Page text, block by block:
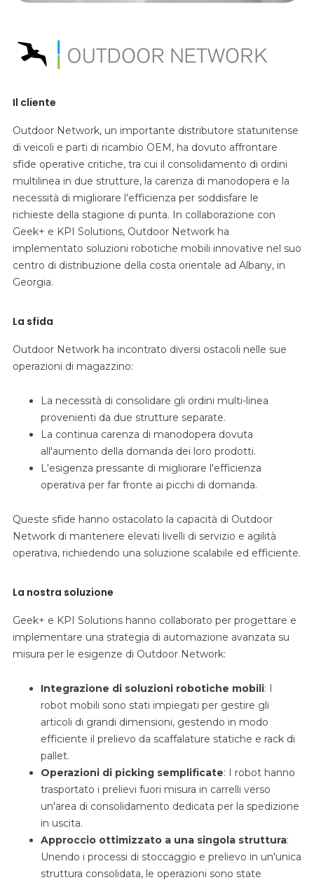
Il cliente
Outdoor Network, un importante distributore statunitense
di veicoli e parti di ricambio OEM, ha dovuto affrontare
sfide operative critiche, tra cui il consolidamento di ordini
multilinea in due strutture, la carenza di manodopera e la
necessità di migliorare l'efficienza per soddisfare le
richieste della stagione di punta. In collaborazione con
Geek+ e KPI Solutions, Outdoor Network ha
implementato soluzioni robotiche mobili innovative nel suo
centro di distribuzione della costa orientale ad Albany, in
Georgia.
La sfida
Outdoor Network ha incontrato diversi ostacoli nelle sue
operazioni di magazzino:
La necessità di consolidare gli ordini multi-linea
provenienti da due strutture separate.
La continua carenza di manodopera dovuta
all'aumento della domanda dei loro prodotti.
L'esigenza pressante di migliorare l'efficienza
operativa per far fronte ai picchi di domanda.
Queste sfide hanno ostacolato la capacità di Outdoor
Network di mantenere elevati livelli di servizio e agilità
operativa, richiedendo una soluzione scalabile ed efficiente.
La nostra soluzione
Geek+ e KPI Solutions hanno collaborato per progettare e
implementare una strategia di automazione avanzata su
misura per le esigenze di Outdoor Network:
Integrazione di soluzioni robotiche mobili: I
robot mobili sono stati impiegati per gestire gli
articoli di grandi dimensioni, gestendo in modo
efficiente il prelievo da scaffalature statiche e rack di
pallet.
Operazioni di picking semplificate: I robot hanno
trasportato i prelievi fuori misura in carrelli verso
un'area di consolidamento dedicata per la spedizione
in uscita.
Approccio ottimizzato a una singola struttura:
Unendo i processi di stoccaggio e prelievo in un'unica
struttura consolidata, le operazioni sono state